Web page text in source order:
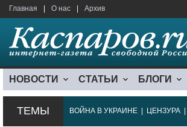
Главная О нас Архив
НОВОСТИ СТАТЬИ БЛОГИ
ТЕМЫ ВОЙНА В УКРАИНЕ ЦЕНЗУРА